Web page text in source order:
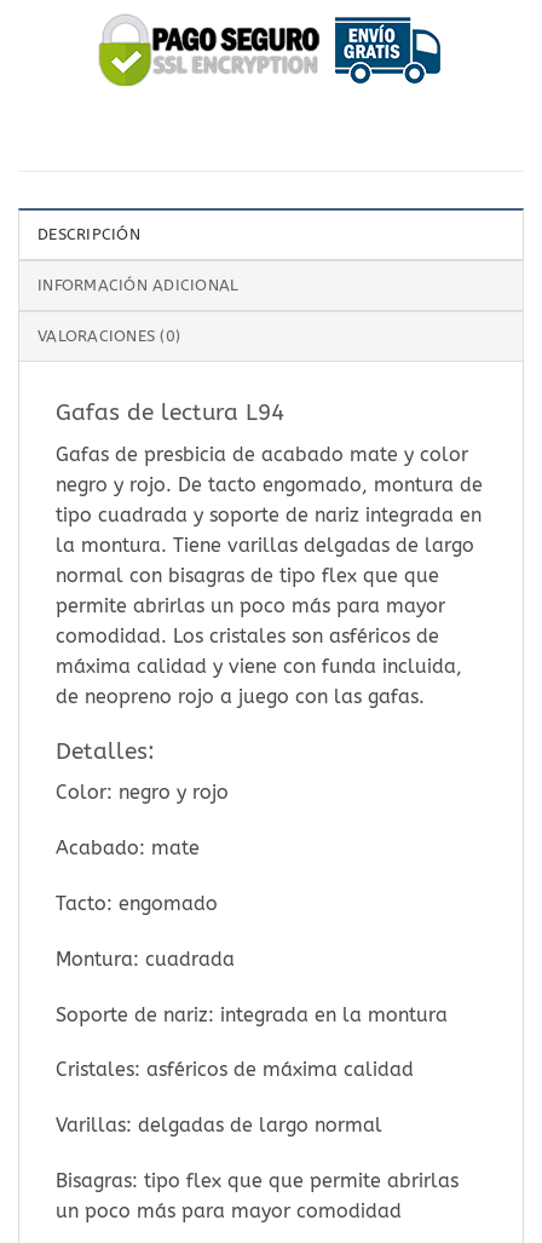
DESCRIPCIÓN
INFORMACIÓN ADICIONAL
VALORACIONES (0)
Gafas de lectura L94
Gafas de presbicia de acabado mate y color
negro y rojo. De tacto engomado, montura de
tipo cuadrada y soporte de nariz integrada en
la montura. Tiene varillas delgadas de largo
normal con bisagras de tipo flex que que
permite abrirlas un poco más para mayor
comodidad. Los cristales son asféricos de
máxima calidad y viene con funda incluida,
de neopreno rojo a juego con las gafas.
Detalles:
Color: negro y rojo
Acabado: mate
Tacto: engomado
Montura: cuadrada
Soporte de nariz: integrada en la montura
Cristales: asféricos de máxima calidad
Varillas: delgadas de largo normal
Bisagras: tipo flex que que permite abrirlas
un poco más para mayor comodidad